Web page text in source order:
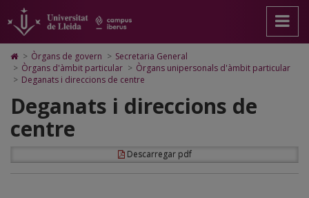
Deganats
direccions
de
centre
pàgina
principal.
Universitat
Lleida
contingut
principal
Mapa
Web.
Universitat
Cerca
Accessibilitat.
Universitat
Lleida
Icono
de
Home
ir
a
la
página
inicio
> Òrgans de govern > Secretaria General
> Òrgans d'àmbit particular > Òrgans unipersonals d'àmbit particular
> Deganats i direccions de centre
Deganats i direccions de
centre
Descarregar pdf